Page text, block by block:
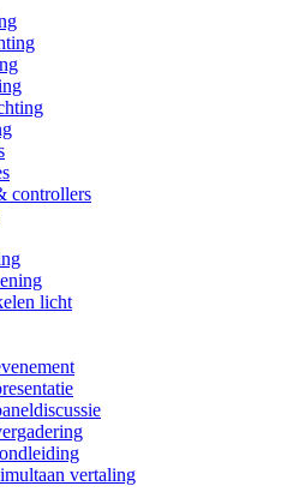
controllers
licht
vertaling